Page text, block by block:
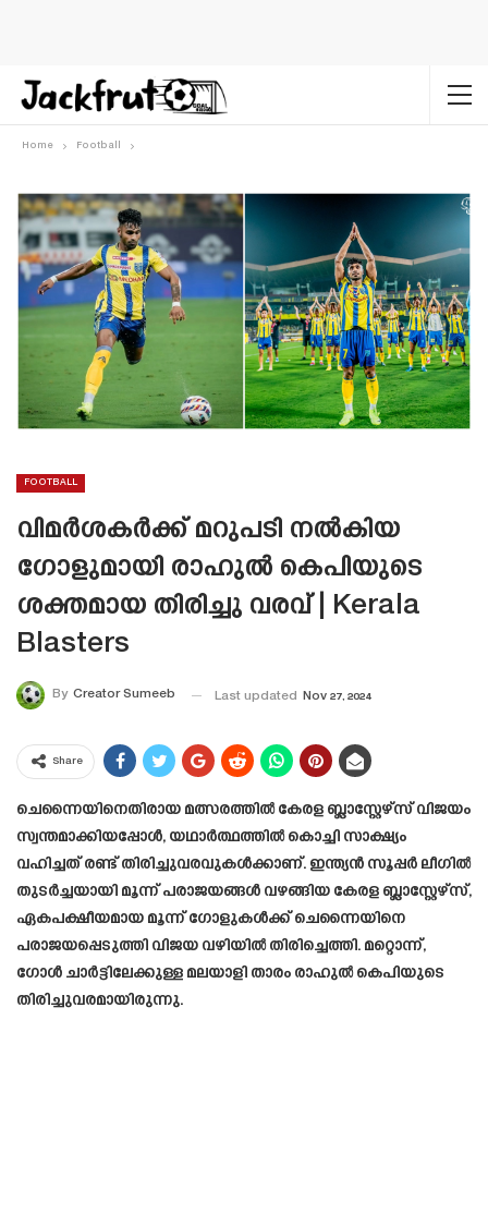
Home Football
FOOTBALL
വിമർശകർക്ക് മറുപടി നൽകിയ
ഗോളുമായി രാഹുൽ കെപിയുടെ
ശക്തമായ തിരിച്ചു വരവ് | Kerala
Blasters
By Creator Sumeeb Last updated Nov 27, 2024
Share
ചെന്നൈയിനെതിരായ മത്സരത്തിൽ കേരള ബ്ലാസ്റ്റേഴ്സ് വിജയം
സ്വന്തമാക്കിയപ്പോൾ, യഥാർത്ഥത്തിൽ കൊച്ചി സാക്ഷ്യം
വഹിച്ചത് രണ്ട് തിരിച്ചുവരവുകൾക്കാണ്. ഇന്ത്യൻ സൂപ്പർ ലീഗിൽ
തുടർച്ചയായി മൂന്ന് പരാജയങ്ങൾ വഴങ്ങിയ കേരള ബ്ലാസ്റ്റേഴ്സ്,
ഏകപക്ഷീയമായ മൂന്ന് ഗോളുകൾക്ക് ചെന്നൈയിനെ
പരാജയപ്പെടുത്തി വിജയ വഴിയിൽ തിരിച്ചെത്തി. മറ്റൊന്ന്,
ഗോൾ ചാർട്ടിലേക്കുള്ള മലയാളി താരം രാഹുൽ കെപിയുടെ
തിരിച്ചുവരമായിരുന്നു.